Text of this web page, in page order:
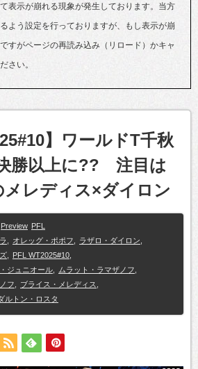
表示が崩れる現象が発生しております。当方
よう設定を行っておりますが、もし表示が崩
すがページの再読み込み（リロード）かキャ
さい。
】ワールドT千秋
勝以上に?? 注目は
レディス×ダイロン
Preview PFL
オレッグ・ポポフ ラザロ・ダイロン
PFL WT2025#10
ジュニオール
ムラット・ラマザノフ
フ
ブライス・メレディス
ルトン・ロスタ